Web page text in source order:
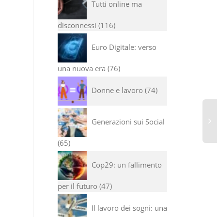
Tutti online ma
disconnessi 116
Euro Digitale: verso
una nuova era 76
Donne e lavoro 74
Generazioni sui Social
65
Cop29: un fallimento
per il futuro 47
Il lavoro dei sogni: una